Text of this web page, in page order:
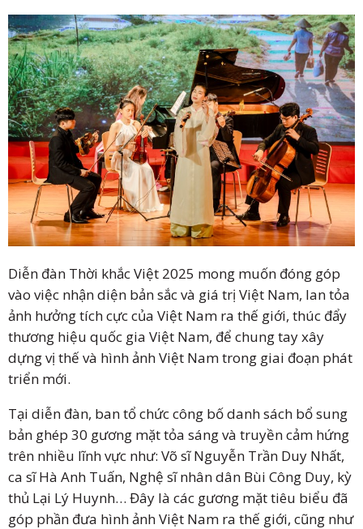
Diễn đàn Thời khắc Việt 2025 mong muốn đóng góp
vào việc nhận diện bản sắc và giá trị Việt Nam, lan tỏa
ảnh hưởng tích cực của Việt Nam ra thế giới, thúc đẩy
thương hiệu quốc gia Việt Nam, để chung tay xây
dựng vị thế và hình ảnh Việt Nam trong giai đoạn phát
triển mới.
Tại diễn đàn, ban tổ chức công bố danh sách bổ sung
bản ghép 30 gương mặt tỏa sáng và truyền cảm hứng
trên nhiều lĩnh vực như: Võ sĩ Nguyễn Trần Duy Nhất,
ca sĩ Hà Anh Tuấn, Nghệ sĩ nhân dân Bùi Công Duy, kỳ
thủ Lại Lý Huynh… Đây là các gương mặt tiêu biểu đã
góp phần đưa hình ảnh Việt Nam ra thế giới, cũng như